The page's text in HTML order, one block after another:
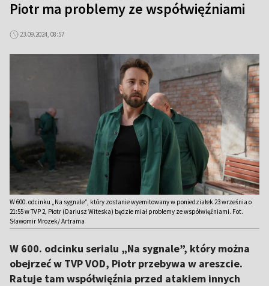
Piotr ma problemy ze współwięźniami
23.09.2024, 08:57
W 600. odcinku „Na sygnale”, który zostanie wyemitowany w poniedziałek 23 września o
21:55 w TVP 2, Piotr (Dariusz Witeska) będzie miał problemy ze współwięźniami. Fot.
Sławomir Mrozek/ Artrama
W 600. odcinku serialu „Na sygnale”, który można
obejrzeć w TVP VOD, Piotr przebywa w areszcie.
Ratuje tam współwięźnia przed atakiem innych